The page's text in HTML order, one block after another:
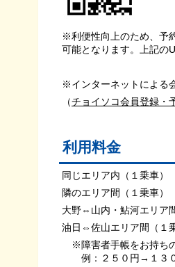
※利便性向上のため、予
可能となります。上記の
※インターネットによる
（チョイソコ会員登録・
利用料金
同じエリア内（１乗
隣のエリア間（１乗
大野⇔山内・鮎河エリア
油日⇔佐山エリア間（
※障害者手帳をお持ち
例：２５０円→１３０